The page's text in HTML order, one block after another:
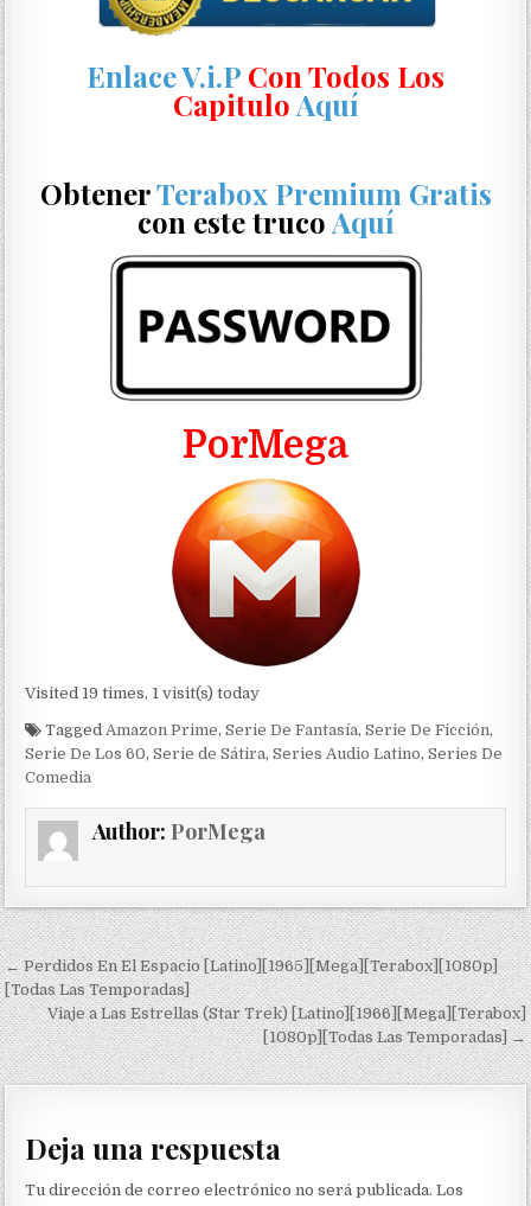
Enlace V.i.P Con Todos Los
CapituloAquí
ObtenerTerabox Premium Gratis
con este truco Aquí
PorMega
Visited 19 times, 1 visit(s) today
Tagged Amazon Prime,Serie De Fantasía,Serie De Ficción,
Serie De Los 60,Serie de Sátira,Series Audio Latino,Series De
Comedia
Author: PorMega
Navegación de entradas
← Perdidos En El Espacio [Latino][1965][Mega][Terabox][1080p]
[Todas Las Temporadas]
Viaje a Las Estrellas (Star Trek) [Latino][1966][Mega][Terabox]
[1080p][Todas Las Temporadas] →
Deja una respuesta
Tu dirección de correo electrónico no será publicada. Los